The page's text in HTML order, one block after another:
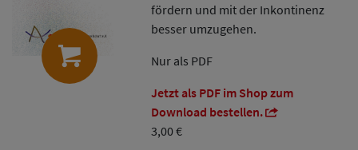
fördern und mit der Inkontinenz
besser umzugehen.
Nur als PDF
Jetzt als PDF im Shop zum
Download bestellen.
3,00 €